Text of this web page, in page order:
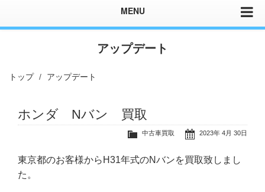
MENU
アップデート
トップ アップデート
ホンダ Nバン 買取
2023年 4月 30日
中古車買取
東京都のお客様からH31年式のNバンを買取致しまし
た。